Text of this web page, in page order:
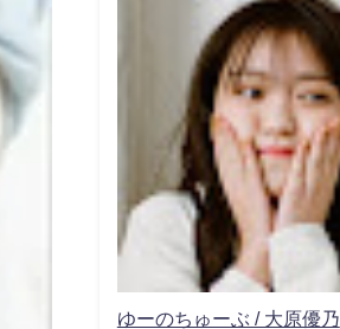
ゆーのちゅーぶ / 大原優乃